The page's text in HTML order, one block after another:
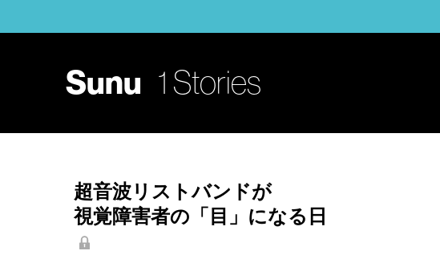
Sunu 1 Stories
超音波リストバンドが
視覚障害者の「目」になる日